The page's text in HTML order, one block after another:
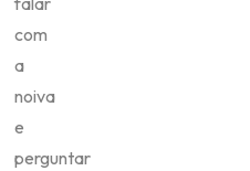
com
a
noiva
e
perguntar